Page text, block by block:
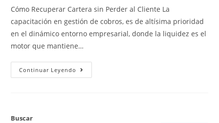
Cómo Recuperar Cartera sin Perder al Cliente La
capacitación en gestión de cobros, es de altísima prioridad
en el dinámico entorno empresarial, donde la liquidez es el
motor que mantiene…
Continuar Leyendo
Buscar